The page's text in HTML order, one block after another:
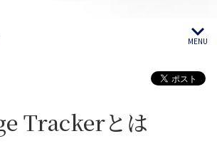
MENU
Trackerとは